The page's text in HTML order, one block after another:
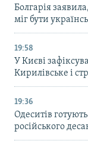
Болгарія
міг бути
19:58
У Києві
Кирилівське і
19:36
Одеситів
російського